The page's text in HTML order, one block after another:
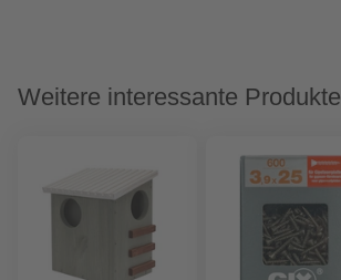
Weitere interessante Produkte